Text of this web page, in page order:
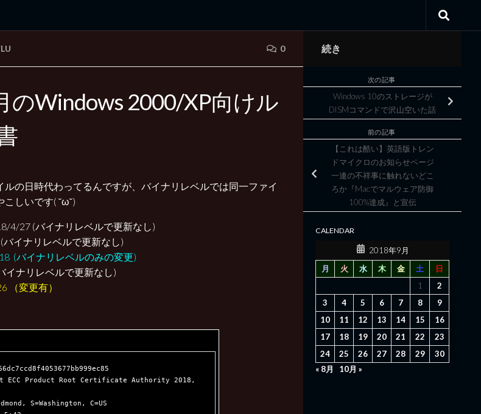
Edition
0
のWindows 2000/XP向けル
ルの日時代わってるんですが、バイナリレベルでは同一ファイ
しいです( ˘ω˘)
4/27 (バイナリレベルで更新なし)
イナリレベルで更新なし)
(バイナリレベルのみの変更)
イナリレベルで更新なし)
（変更有）
ECC Product Root Certificate Authority 2018,
続き
次の記事
Windows 10のストレージが
DISMコマンドで沢山空いた話
前の記事
【これは酷い】英語版トレン
ドマイクロのお知らせページ
一連の不祥事に触れないどこ
ろか『Macでマルウェア防御
100%達成』と宣伝
CALENDAR
2018年9月
月
火 水 木 金 土
日
1
2
3
4 5 6 7 8
9
10
11 12 13 14 15
16
17
18 19 20 21 22
23
24
25 26 27 28 29
30
« 8月
10月 »